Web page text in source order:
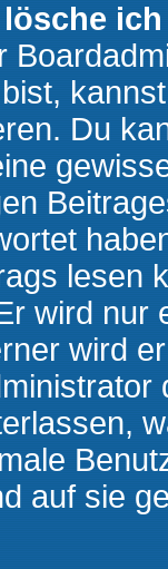
Du
lesen
wird nur
wird
auf sie